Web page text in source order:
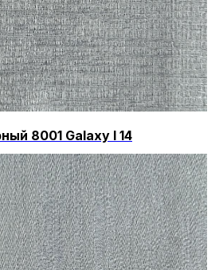
8001 Galaxy I 14